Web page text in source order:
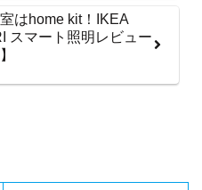
はhome kit！IKEA
スマート照明レビュー